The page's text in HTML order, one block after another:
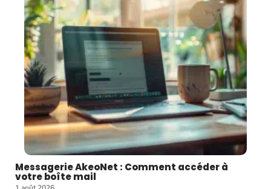
Messagerie AkeoNet : Comment accéder à
votre boîte mail